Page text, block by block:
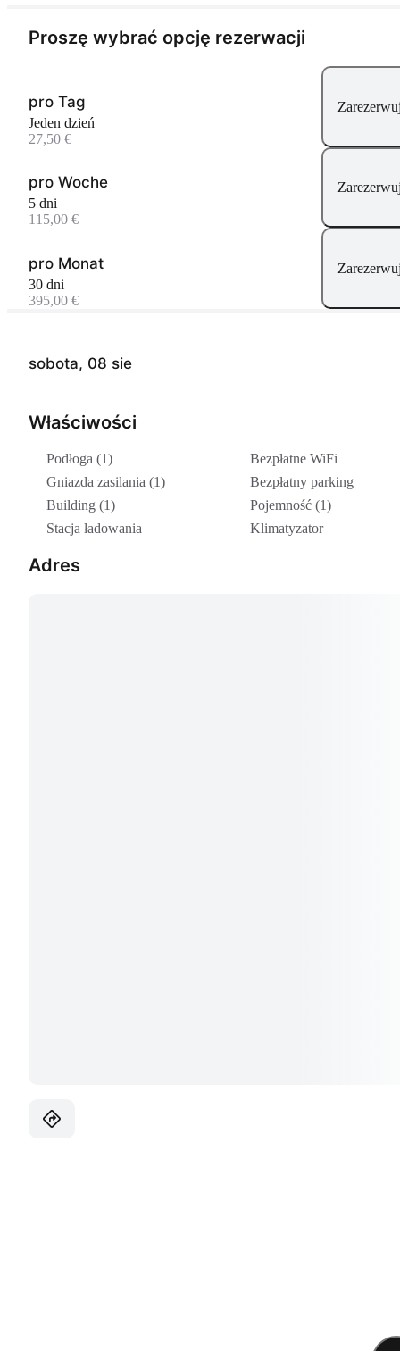
sobota, 08 sie
Właściwości
Podłoga (1)
Bezpłatne WiFi
Gniazda zasilania (1)
Bezpłatny parking
Building (1)
Pojemność (1)
Stacja ładowania
Klimatyzator
Adres
Proszę wybrać opcję rezerwacji
pro Tag
Jeden dzień
27,50 €
pro Woche
5 dni
115,00 €
pro Monat
30 dni
395,00 €